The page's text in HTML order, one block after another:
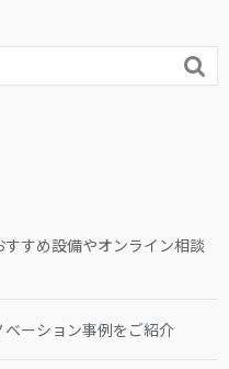

すめ設備やオンライン相談
ベーション事例をご紹介